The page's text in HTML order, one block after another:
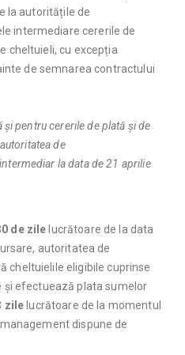
la autoritățile de
intermediare cererile de
cheltuieli, cu excepția
de semnarea contractului
și pentru cererile de plată și de
de
la data de 21 aprilie
de zile lucrătoare de la data
autoritatea de
cheltuielile eligibile cuprinse
și efectuează plata sumelor
zile lucrătoare de la momentul
dispune de